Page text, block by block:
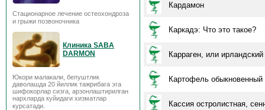
Стационарное лечение остеохондроза
и грыжи позвоночника
Клиника SABA
DARMON
Юкори малакали, бепуштлик
даволашда 20 йиллик тажрибага эга
шифокорлар сизга, арзонлаштирилган
нархларда куйидаги хизматлар
курсатади.
Кардамон
Каркадэ: Что это такое?
Карраген, или
Картофель обыкновенный
Кассия остролистная,